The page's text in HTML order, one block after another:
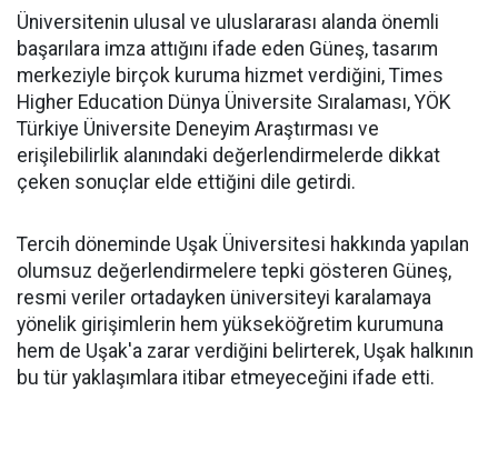
Üniversitenin ulusal ve uluslararası alanda önemli
başarılara imza attığını ifade eden Güneş, tasarım
merkeziyle birçok kuruma hizmet verdiğini, Times
Higher Education Dünya Üniversite Sıralaması, YÖK
Türkiye Üniversite Deneyim Araştırması ve
erişilebilirlik alanındaki değerlendirmelerde dikkat
çeken sonuçlar elde ettiğini dile getirdi.
Tercih döneminde Uşak Üniversitesi hakkında yapılan
olumsuz değerlendirmelere tepki gösteren Güneş,
resmi veriler ortadayken üniversiteyi karalamaya
yönelik girişimlerin hem yükseköğretim kurumuna
hem de Uşak'a zarar verdiğini belirterek, Uşak halkının
bu tür yaklaşımlara itibar etmeyeceğini ifade etti.